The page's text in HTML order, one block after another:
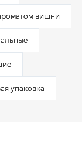
вишни
упаковка